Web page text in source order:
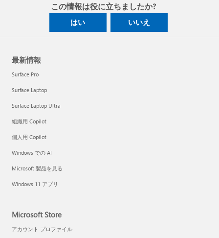
この情報は役に立ちましたか?
はい いいえ
最新情報
Surface Pro
Surface Laptop
Surface Laptop Ultra
組織用 Copilot
個人用 Copilot
Windows での AI
Microsoft 製品を見る
Windows 11 アプリ
Microsoft Store
アカウント プロファイル